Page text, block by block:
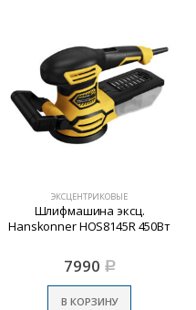
ЭКСЦЕНТРИКОВЫЕ
Шлифмашина эксц.
Hanskonner HOS8145R 450Вт
7990 Р
В КОРЗИНУ